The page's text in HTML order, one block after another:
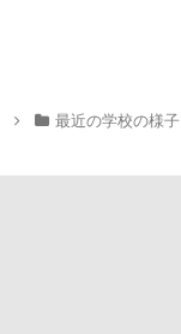
最近の学校の様子